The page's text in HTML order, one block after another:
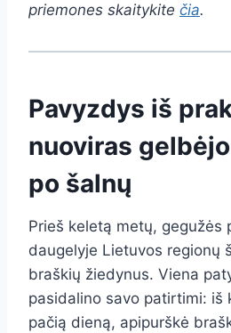
priemones skaitykite čia.
Pavyzdys iš
nuoviras
po šalnų
Prieš keletą metų, gegužės
daugelyje Lietuvos regionų
braškių žiedynus. Viena
pasidalino savo patirtimi: iš
pačią dieną, apipurškė